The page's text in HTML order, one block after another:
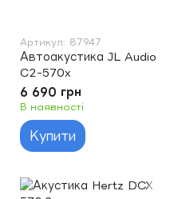
Артикул: 87947
Автоакустика JL Audio
C2-570x
6 690 грн
В наявності
Купити